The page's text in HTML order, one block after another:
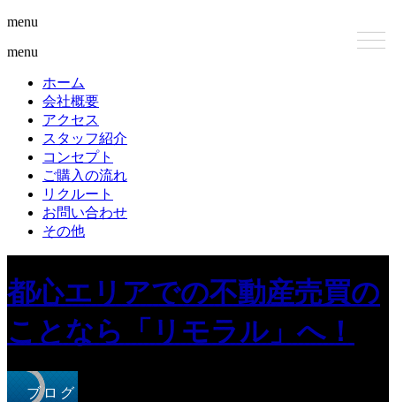
menu
menu
ホーム
会社概要
アクセス
スタッフ紹介
コンセプト
ご購入の流れ
リクルート
お問い合わせ
その他
都心エリアでの不動産売買の
ことなら「リモラル」へ！
ブログ